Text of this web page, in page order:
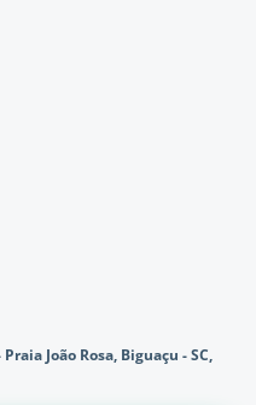
João Rosa, Biguaçu - SC,